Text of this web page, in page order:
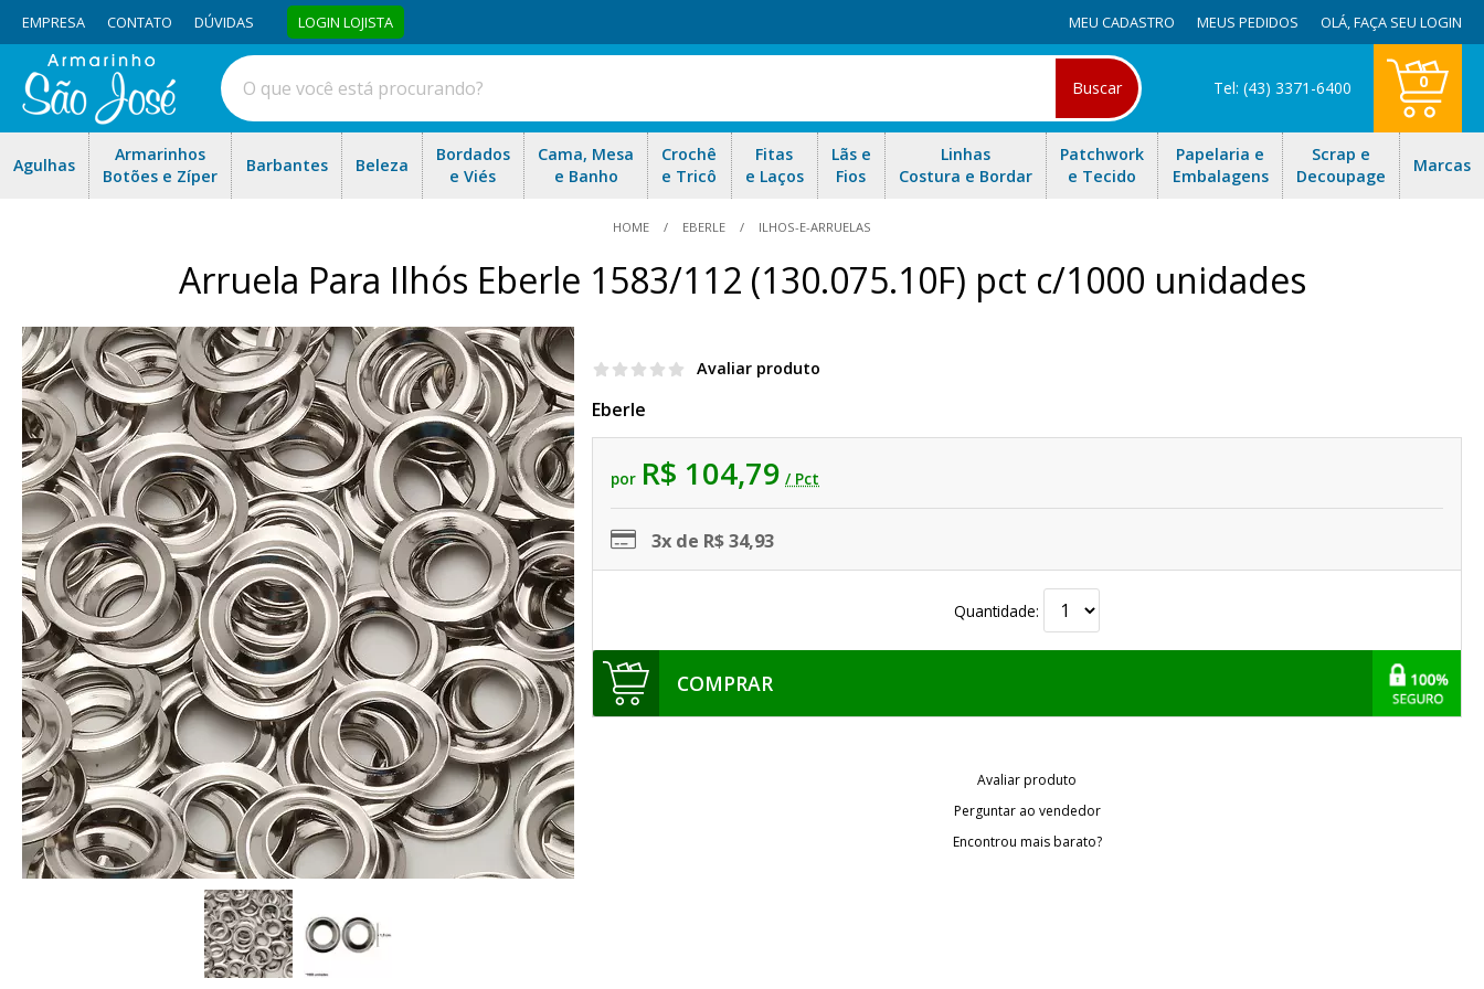
EMPRESA CONTATO DÚVIDAS LOGIN LOJISTA MEU CADASTRO MEUS PEDIDOS OLÁ,FAÇA SEU LOGIN
Buscar Tel: (43) 3371-6400 0
Agulhas
Armarinhos
Botões e Zíper
Barbantes Beleza
Bordados
e Viés
Cama, Mesa
e Banho
Crochê
e Tricô
Fitas
e Laços
Lãs e
Fios
Linhas
Costura e Bordar
Patchwork
e Tecido
Papelaria e
Embalagens
Scrap e
Decoupage
Marcas
HOME EBERLE ILHOS-E-ARRUELAS
Arruela Para Ilhós Eberle 1583/112 (130.075.10F) pct c/1000 unidades
Avaliar produto
Eberle
por R$ 104,79 / Pct
3x de R$ 34,93
Quantidade:
COMPRAR
Avaliar produto
Perguntar ao vendedor
Encontrou mais barato?